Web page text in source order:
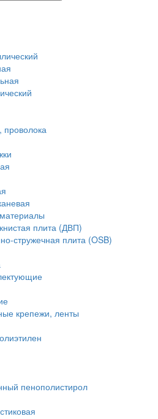
проволока
плита (ДВП)
стружечная плита (OSB)
крепежи, ленты
пенополистирол